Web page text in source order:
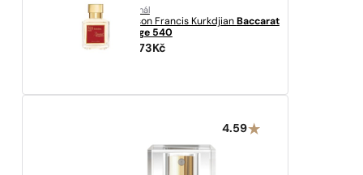
originál
Maison Francis Kurkdjian Baccarat
Rouge 540
10273Kč
4.59